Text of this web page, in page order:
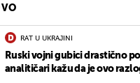
RAT U UKRAJINI
Ruski vojni gubici drastično
analitičari kažu da je ovo